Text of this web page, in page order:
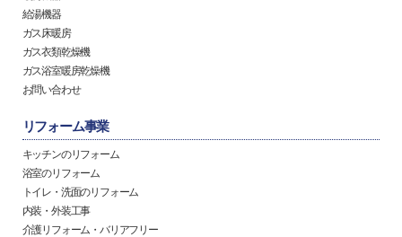
給湯機器
ガス床暖房
ガス衣類乾燥機
ガス浴室暖房乾燥機
お問い合わせ
リフォーム事業
キッチンのリフォーム
浴室のリフォーム
トイレ・洗面のリフォーム
内装・外装工事
介護リフォーム・バリアフリー